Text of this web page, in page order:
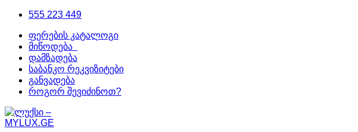
555 223 449
ფერების კატალოგი
მიწოდება
დამზადება
საბანკო რეკვიზიტები
განვადება
როგორ შევიძინოთ?